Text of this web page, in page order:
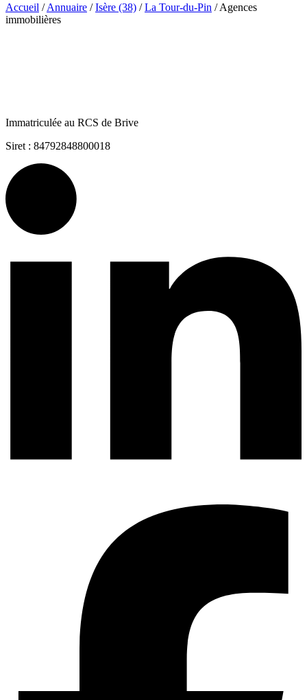
Accueil / Annuaire / Isère (38) / La Tour-du-Pin / Agences
immobilières
Immatriculée au RCS de Brive
Siret : 84792848800018